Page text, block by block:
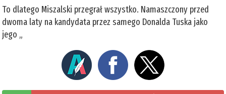
To dlatego Miszalski przegrał wszystko. Namaszczony przed
dwoma laty na kandydata przez samego Donalda Tuska jako
jego „